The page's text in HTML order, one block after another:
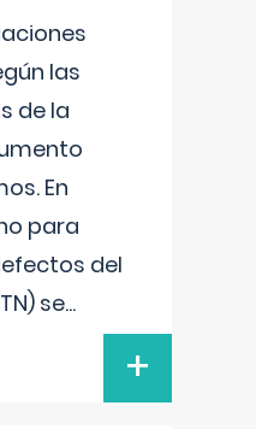
las
de la
En
para
del
se...
+